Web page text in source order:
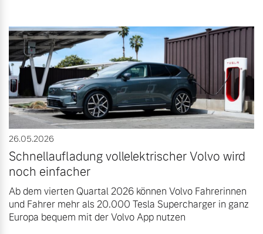
26.05.2026
Schnellaufladung vollelektrischer Volvo wird
noch einfacher
Ab dem vierten Quartal 2026 können Volvo Fahrerinnen
und Fahrer mehr als 20.000 Tesla Supercharger in ganz
Europa bequem mit der Volvo App nutzen